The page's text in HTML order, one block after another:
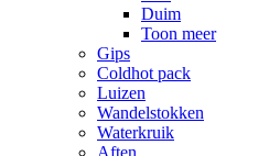
Duim
Toon meer
Gips
Coldhot pack
Luizen
Wandelstokken
Waterkruik
Aften